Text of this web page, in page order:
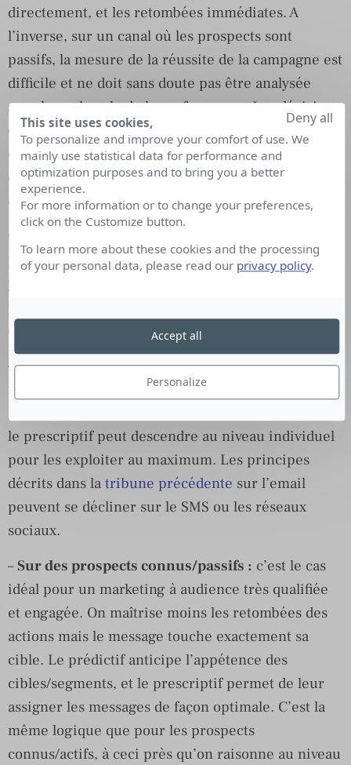
directement, et les retombées immédiates. A
l’inverse, sur un canal où les prospects sont
passifs, la mesure de la réussite de la campagne est
difficile et ne doit sans doute pas être analysée
sous le seul angle de la performance. Les décisions
qu’on poussera dans ce cas sont au niveau d’un
ensemble de prospects (un segment horaire d’une
chaîne TV, les lecteurs d’un magazine ou le trafic
entrant d’un site d’information).
Chaque canal a ses spécificités, mais on peut, à
partir de la segmentation introduite plus haut,
proposer une ligne générale pour une stratégie
–Sur des prospects connus/actifs :c’est le cas
idéal pour un marketing de la micro-performance.
le prescriptif peut descendre au niveau individuel
pour les exploiter au maximum. Les principes
décrits dans la tribune précédente sur l’email
peuvent se décliner sur le SMS ou les réseaux
sociaux.
–Sur des prospects connus/passifs : c’est le cas
idéal pour un marketing à audience très qualifiée
et engagée. On maîtrise moins les retombées des
actions mais le message touche exactement sa
cible. Le prédictif anticipe l’appétence des
cibles/segments, et le prescriptif permet de leur
assigner les messages de façon optimale. C’est la
même logique que pour les prospects
connus/actifs, à ceci près qu’on raisonne au niveau
This site uses cookies,
To personalize and improve your comfort of use. We
mainly use statistical data for performance and
optimization purposes and to bring you a better
experience.
For more information or to change your preferences,
click on the Customize button.
To learn more about these cookies and the processing
of your personal data, please read our privacy policy.
Personalize
Deny all
Accept all